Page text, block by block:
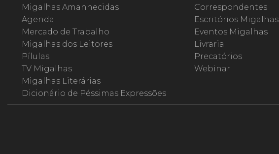
Migalhas Amanhecidas
Agenda
Mercado de Trabalho
Migalhas dos Leitores
Pílulas
TV Migalhas
Migalhas Literárias
Dicionário de Péssimas Expressões
Correspondentes
Escritórios Migalhas
Eventos Migalhas
Livraria
Precatórios
Webinar